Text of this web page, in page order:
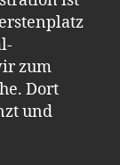
zum
Dort
und